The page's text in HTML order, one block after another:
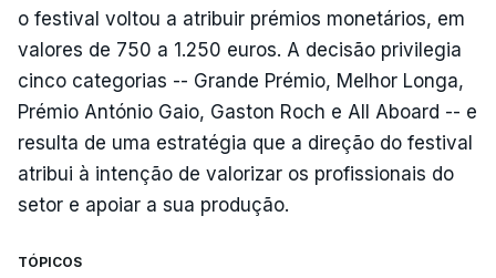
o festival voltou a atribuir prémios monetários, em
valores de 750 a 1.250 euros. A decisão privilegia
cinco categorias -- Grande Prémio, Melhor Longa,
Prémio António Gaio, Gaston Roch e All Aboard -- e
resulta de uma estratégia que a direção do festival
atribui à intenção de valorizar os profissionais do
setor e apoiar a sua produção.
TÓPICOS